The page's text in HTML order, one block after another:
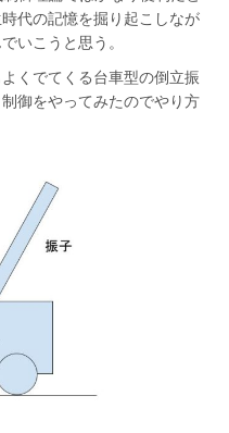
代の記憶を掘り起こしなが
いこうと思う。
くでてくる台車型の倒立振
御をやってみたのでやり方